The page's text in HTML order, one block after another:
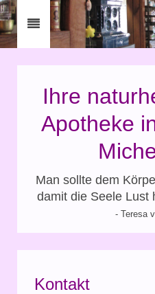
Ihre
Apotheke
Man sollte dem
damit die Seele Lust
- Teresa
Kontakt